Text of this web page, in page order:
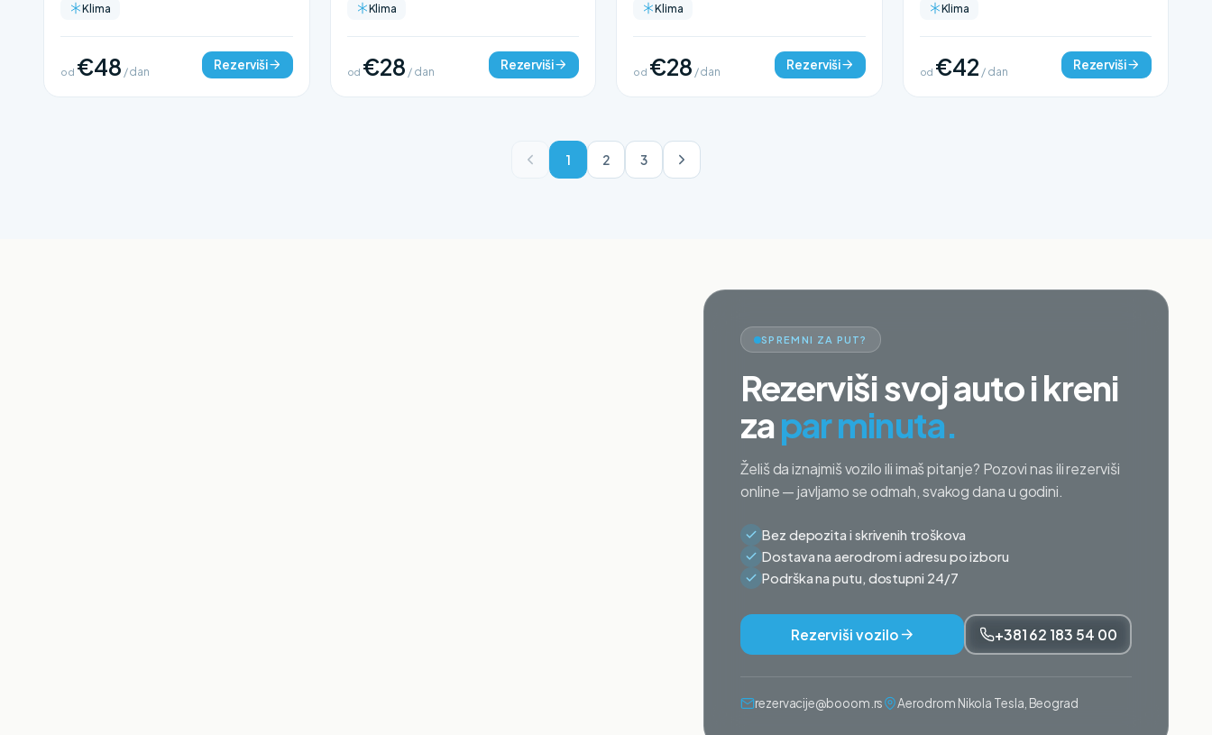
Klima
od €48 / dan Rezerviši
Klima
od €28 / dan Rezerviši
Klima
od €28 / dan Rezerviši
Klima
od €42 / dan Rezerviši
1 2 3
SPREMNI ZA PUT?
Rezerviši svoj auto i kreni
zapar minuta.
Želiš da iznajmiš vozilo ili imaš pitanje? Pozovi nas ili rezerviši
online — javljamo se odmah, svakog dana u godini.
Bez depozita i skrivenih troškova
Dostava na aerodrom i adresu po izboru
Podrška na putu, dostupni 24/7
Rezerviši vozilo +381 62 183 54 00
rezervacije@booom.rs Aerodrom Nikola Tesla, Beograd